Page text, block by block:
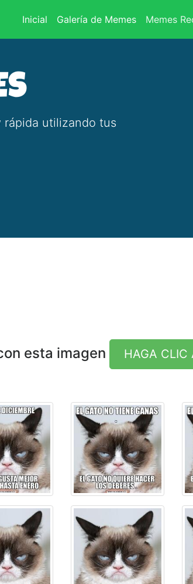
Inicial (current)
Galería de Memes Memes
rápida utilizando tus
esta imagen HAGA CLIC